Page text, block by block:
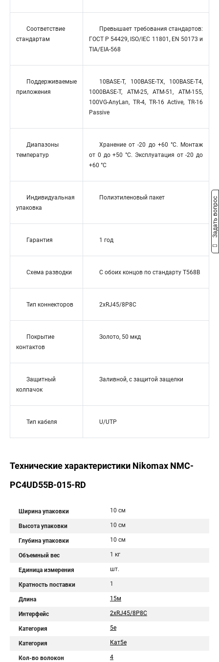
Соответствие
стандартам
Превышает требования стандартов:
ГОСТ Р 54429, ISO/IEC 11801, EN 50173 и
TIA/EIA-568
Поддерживаемые
приложения
10BASE-T, 100BASE-TX, 100BASE-T4,
1000BASE-T, ATM-25, ATM-51, ATM-155,
100VG-AnyLan, TR-4, TR-16 Active, TR-16
Passive
Диапазоны
температур
Хранение от -20 до +60 °C. Монтаж
от 0 до +50 °C. Эксплуатация от -20 до
+60 °C
Индивидуальная
упаковка
Полиэтиленовый пакет
Гарантия 1 год
Схема разводки С обоих концов по стандарту T568B
Тип коннекторов 2xRJ45/8P8C
Покрытие
контактов
Золото, 50 мкд
Защитный
колпачок
Заливной, с защитой защелки
Тип кабеля U/UTP
Технические характеристики Nikomax NMC-
PC4UD55B-015-RD
Ширина упаковки 10 см
Высота упаковки 10 см
Глубина упаковки 10 см
Объемный вес 1 кг
Единица измерения шт.
Кратность поставки 1
Длина 15м
Интерфейс 2хRJ45/8P8C
Категория 5e
Категория Кат5e
Кол-во волокон 4
Задать вопрос